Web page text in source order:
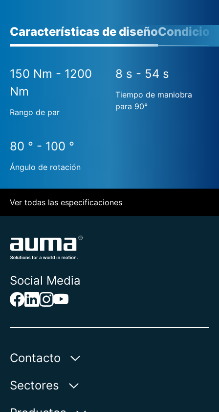
Características de diseño
150 Nm - 1200
Nm
Rango de par
8 s - 54 s
Tiempo de maniobra
para 90°
80 ° - 100 °
Ángulo de rotación
Ver todas las especificaciones
Social Media
Contacto
AUMA Riester
Aumastr. 1
Sectores
Agua